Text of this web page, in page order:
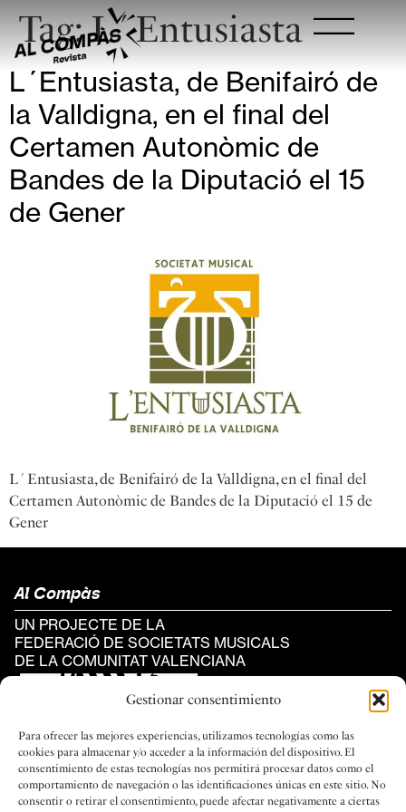
Gestionar consentimiento
Para ofrecer las mejores experiencias, utilizamos tecnologías como las
cookies para almacenar y/o acceder a la información del dispositivo. El
consentimiento de estas tecnologías nos permitirá procesar datos como el
comportamiento de navegación o las identificaciones únicas en este sitio. No
consentir o retirar el consentimiento, puede afectar negativamente a ciertas
Tag:L´Entusiasta
L´Entusiasta, de Benifairó de
la Valldigna, en el final del
Certamen Autonòmic de
Bandes de la Diputació el 15
de Gener
L´Entusiasta, de Benifairó de la Valldigna, en el final del
Certamen Autonòmic de Bandes de la Diputació el 15 de
Gener
Al Compàs
UN PROJECTE DE LA
FEDERACIÓ DE SOCIETATS MUSICALS
DE LA COMUNITAT VALENCIANA
Categories
#REPORTATGES